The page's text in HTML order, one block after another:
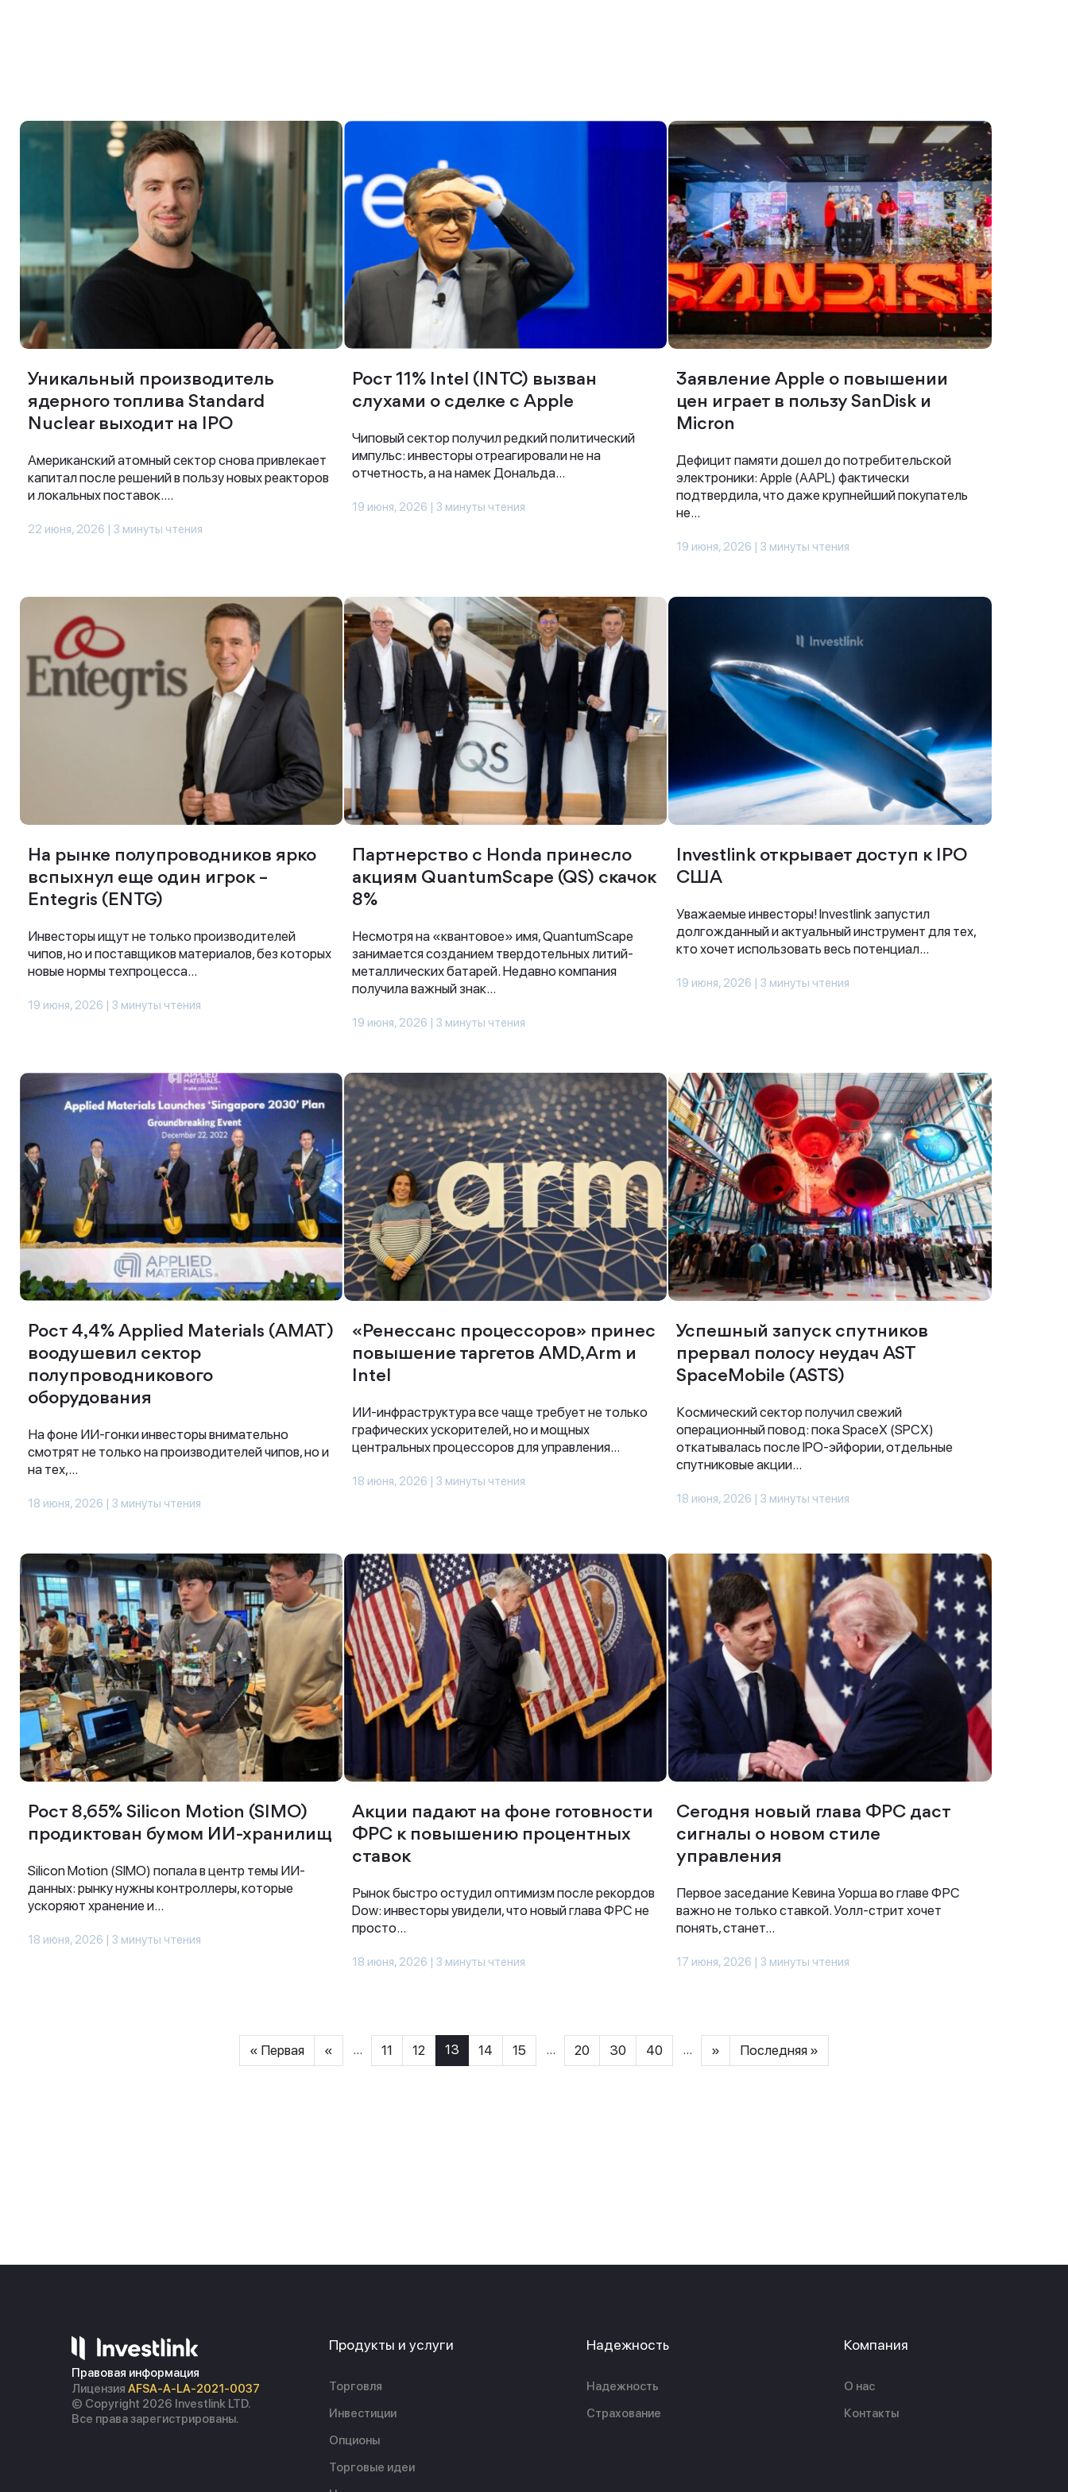
Уникальный производитель
ядерного топлива Standard
Nuclear выходит на IPO
Американский атомный сектор снова привлекает
капитал после решений в пользу новых реакторов
и локальных поставок....
22 июня, 2026 | 3 минуты чтения
Рост 11% Intel (INTC) вызван
слухами о сделке с Apple
Чиповый сектор получил редкий политический
импульс: инвесторы отреагировали не на
отчетность, а на намек Дональда...
19 июня, 2026 | 3 минуты чтения
Заявление Apple о повышении
цен играет в пользу SanDisk и
Micron
Дефицит памяти дошел до потребительской
электроники: Apple (AAPL) фактически
подтвердила, что даже крупнейший покупатель
не...
19 июня, 2026 | 3 минуты чтения
На рынке полупроводников ярко
вспыхнул еще один игрок –
Entegris (ENTG)
Инвесторы ищут не только производителей
чипов, но и поставщиков материалов, без которых
новые нормы техпроцесса...
19 июня, 2026 | 3 минуты чтения
Партнерство с Honda принесло
акциям QuantumScape (QS) скачок
8%
Несмотря на «квантовое» имя, QuantumScape
занимается созданием твердотельных литий-
металлических батарей. Недавно компания
получила важный знак...
19 июня, 2026 | 3 минуты чтения
Investlink открывает доступ к IPO
США
Уважаемые инвесторы! Investlink запустил
долгожданный и актуальный инструмент для тех,
кто хочет использовать весь потенциал...
19 июня, 2026 | 3 минуты чтения
Рост 4,4% Applied Materials (AMAT)
воодушевил сектор
полупроводникового
оборудования
На фоне ИИ-гонки инвесторы внимательно
смотрят не только на производителей чипов, но и
на тех,...
18 июня, 2026 | 3 минуты чтения
«Ренессанс процессоров» принес
повышение таргетов AMD, Arm и
Intel
ИИ-инфраструктура все чаще требует не только
графических ускорителей, но и мощных
центральных процессоров для управления...
18 июня, 2026 | 3 минуты чтения
Успешный запуск спутников
прервал полосу неудач AST
SpaceMobile (ASTS)
Космический сектор получил свежий
операционный повод: пока SpaceX (SPCX)
откатывалась после IPO-эйфории, отдельные
спутниковые акции...
18 июня, 2026 | 3 минуты чтения
Рост 8,65% Silicon Motion (SIMO)
продиктован бумом ИИ-хранилищ
Silicon Motion (SIMO) попала в центр темы ИИ-
данных: рынку нужны контроллеры, которые
ускоряют хранение и...
18 июня, 2026 | 3 минуты чтения
Акции падают на фоне готовности
ФРС к повышению процентных
ставок
Рынок быстро остудил оптимизм после рекордов
Dow: инвесторы увидели, что новый глава ФРС не
просто...
18 июня, 2026 | 3 минуты чтения
Сегодня новый глава ФРС даст
сигналы о новом стиле
управления
Первое заседание Кевина Уорша во главе ФРС
важно не только ставкой. Уолл-стрит хочет
понять, станет...
17 июня, 2026 | 3 минуты чтения
« Первая « ... 11 12 13 14 15 ... 20 30 40 ... » Последняя »
Спасибо за заявку
ближайшее время
Правовая информация
Лицензия AFSA-A-LA-2021-0037
© Copyright 2026 Investlink LTD.
Все права зарегистрированы.
Продукты и услуги
Торговля
Инвестиции
Опционы
Торговые идеи
Надежность
Надежность
Страхование
Компания
О нас
Контакты